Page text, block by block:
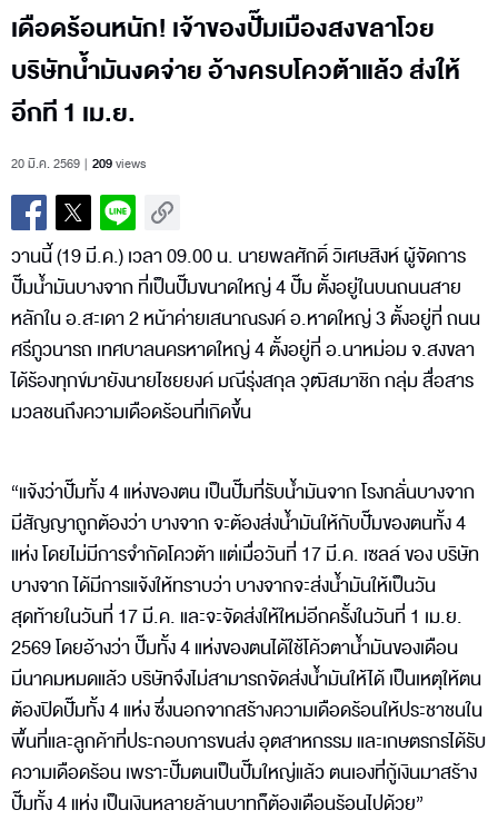
เดือดร้อนหนัก! เจ้าของปั๊มเมืองสงขลาโวย
บริษัทน้ำมันงดจ่าย อ้างครบโควต้าแล้ว ส่งให้
อีกที 1 เม.ย.
20 มี.ค. 2569 209views
วานนี้ (19 มี.ค.) เวลา 09.00 น. นายพลศักดิ์ วิเศษสิงห์ ผู้จัดการ
ปั๊มน้ำมันบางจาก ที่เป็นปั๊มขนาดใหญ่ 4 ปั๊ม ตั้งอยู่ในบนถนนสาย
หลักใน อ.สะเดา 2 หน้าค่ายเสนาณรงค์ อ.หาดใหญ่ 3 ตั้งอยู่ที่ ถนน
ศรีภูวนารถ เทศบาลนครหาดใหญ่ 4 ตั้งอยู่ที่ อ.นาหม่อม จ.สงขลา
ได้ร้องทุกข์มายังนายไชยยงค์ มณีรุ่งสกุล วุฒิสมาชิก กลุ่ม สื่อสาร
มวลชนถึงความเดือดร้อนที่เกิดขึ้น
“แจ้งว่าปั๊มทั้ง 4 แห่งของตน เป็นปั๊มที่รับน้ำมันจาก โรงกลั่นบางจาก
มีสัญญาถูกต้องว่า บางจาก จะต้องส่งน้ำมันให้กับปั๊มของตนทั้ง 4
แห่ง โดยไม่มีการจำกัดโควต้า แต่เมื่อวันที่ 17 มี.ค. เซลล์ ของ บริษัท
บางจาก ได้มีการแจ้งให้ทราบว่า บางจากจะส่งน้ำมันให้เป็นวัน
สุดท้ายในวันที่ 17 มี.ค. และจะจัดส่งให้ใหม่อีกครั้งในวันที่ 1 เม.ย.
2569 โดยอ้างว่า ปั๊มทั้ง 4 แห่งของตนได้ใช้โค้วตาน้ำมันของเดือน
มีนาคมหมดแล้ว บริษัทจึงไม่สามารถจัดส่งน้ำมันให้ได้ เป็นเหตุให้ตน
ต้องปิดปั๊มทั้ง 4 แห่ง ซึ่งนอกจากสร้างความเดือดร้อนให้ประชาชนใน
พื้นที่และลูกค้าที่ประกอบการขนส่ง อุตสาหกรรม และเกษตรกรได้รับ
ความเดือดร้อน เพราะปั๊มตนเป็นปั๊มใหญ่แล้ว ตนเองที่กู้เงินมาสร้าง
ปั๊มทั้ง 4 แห่ง เป็นเงินหลายล้านบาทก็ต้องเดือนร้อนไปด้วย”